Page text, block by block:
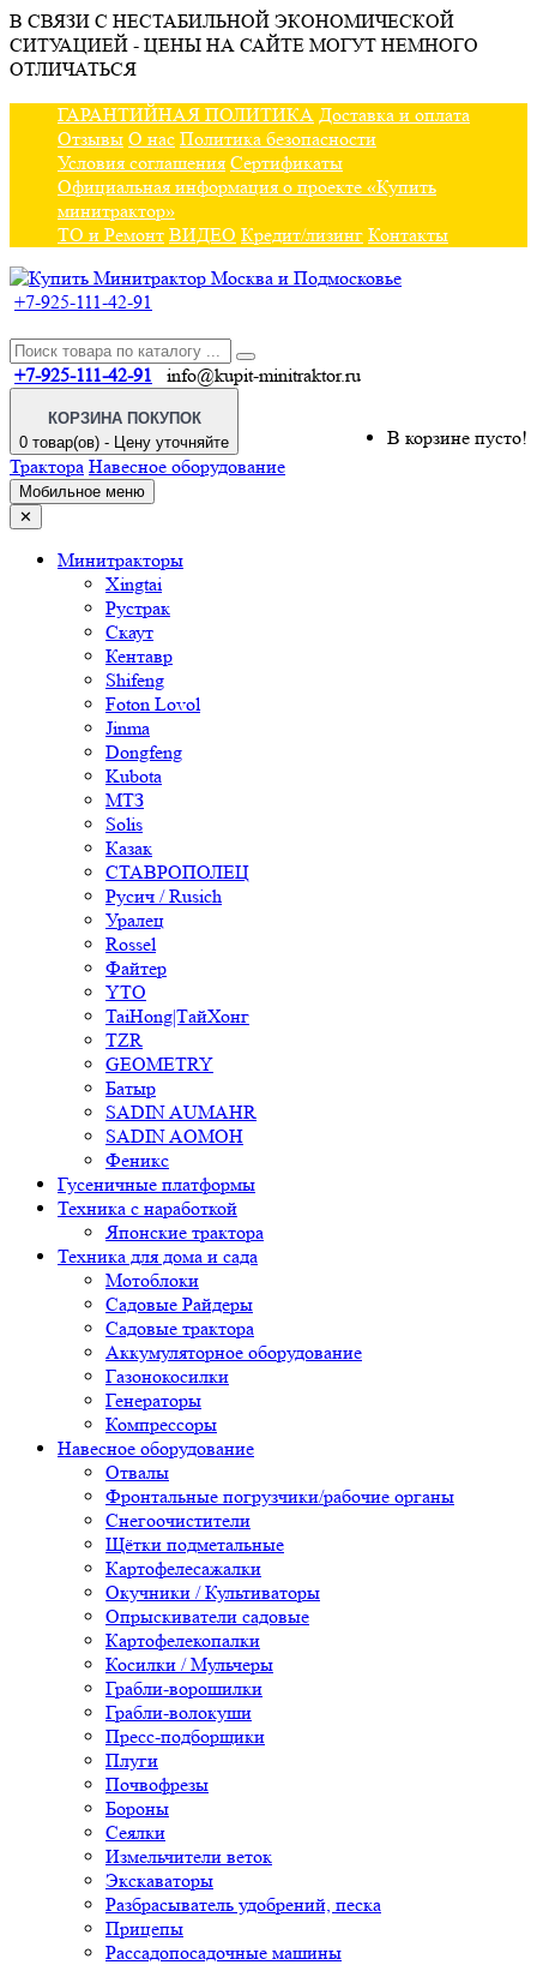
В СВЯЗИ С НЕСТАБИЛЬНОЙ ЭКОНОМИЧЕСКОЙ
СИТУАЦИЕЙ - ЦЕНЫ НА САЙТЕ МОГУТ НЕМНОГО
ОТЛИЧАТЬСЯ
ГАРАНТИЙНАЯ ПОЛИТИКА Доставка и оплата
Отзывы О нас Политика безопасности
Условия соглашения Сертификаты
Официальная информация о проекте «Купить
минитрактор»
ТО и Ремонт ВИДЕО Кредит/лизинг Контакты
+7-925-111-42-91
+7-925-111-42-91 info@kupit-minitraktor.ru
КОРЗИНА ПОКУПОК
0 товар(ов) - Цену уточняйте
В корзине пусто!
Трактора Навесное оборудование
Мобильное меню
✕
Минитракторы
Xingtai
Рустрак
Скаут
Кентавр
Shifeng
Foton Lovol
Jinma
Dongfeng
Kubota
МТЗ
Solis
Казак
СТАВРОПОЛЕЦ
Русич / Rusich
Уралец
Rossel
Файтер
YTO
TaiHong|ТайХонг
TZR
GEOMETRY
Батыр
SADIN AUMAHR
SADIN AOMOH
Феникс
Гусеничные платформы
Техника с наработкой
Японские трактора
Техника для дома и сада
Мотоблоки
Садовые Райдеры
Садовые трактора
Аккумуляторное оборудование
Газонокосилки
Генераторы
Компрессоры
Навесное оборудование
Отвалы
Фронтальные погрузчики/рабочие органы
Снегоочистители
Щётки подметальные
Картофелесажалки
Окучники / Культиваторы
Опрыскиватели садовые
Картофелекопалки
Косилки / Мульчеры
Грабли-ворошилки
Грабли-волокуши
Пресс-подборщики
Плуги
Почвофрезы
Бороны
Сеялки
Измельчители веток
Экскаваторы
Разбрасыватель удобрений, песка
Прицепы
Рассадопосадочные машины